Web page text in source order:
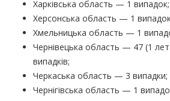
Харківська область — 1 випадок;
Херсонська область — 1
Хмельницька область — 1
Чернівецька область — 47 (1
випадків;
Черкаська область — 3 випадки;
Чернігівська область — 1